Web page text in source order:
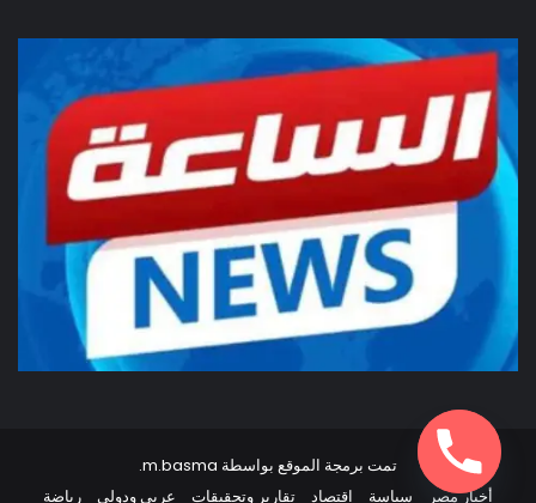
تمت برمجة الموقع بواسطة m.basma
.
أخبار مصر
سياسة اقتصاد تقارير وتحقيقات عربي ودولي رياضة